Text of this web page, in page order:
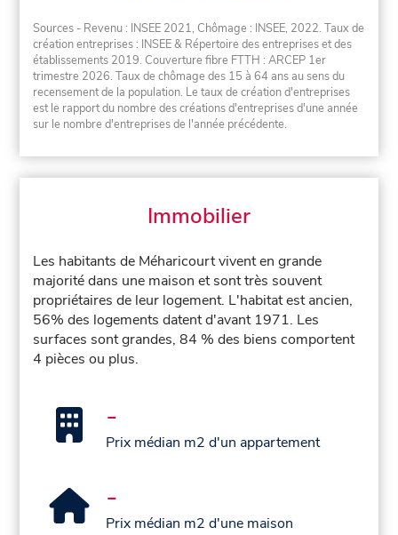
Sources - Revenu : INSEE 2021, Chômage : INSEE, 2022. Taux de
création entreprises : INSEE & Répertoire des entreprises et des
établissements 2019. Couverture fibre FTTH : ARCEP 1er
trimestre 2026. Taux de chômage des 15 à 64 ans au sens du
recensement de la population. Le taux de création d'entreprises
est le rapport du nombre des créations d'entreprises d'une année
sur le nombre d'entreprises de l'année précédente.
Immobilier
Les habitants de Méharicourt vivent en grande
majorité dans une maison et sont très souvent
propriétaires de leur logement. L'habitat est ancien,
56% des logements datent d'avant 1971. Les
surfaces sont grandes, 84 % des biens comportent
4 pièces ou plus.
-
Prix médian m2 d'un appartement
-
Prix médian m2 d'une maison